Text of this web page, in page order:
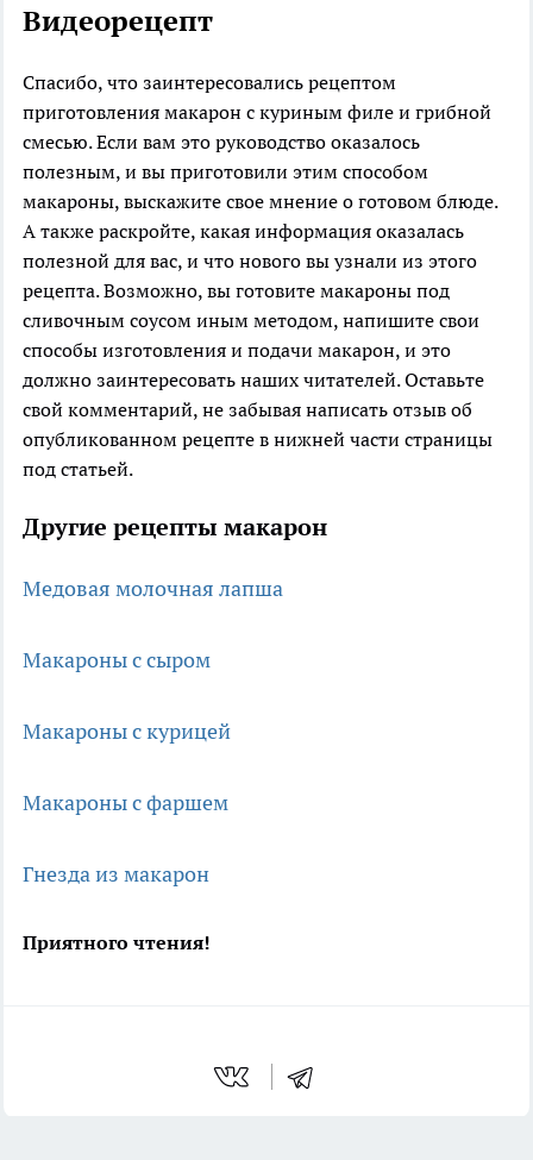
Видеорецепт
Спасибо, что заинтересовались рецептом
приготовления макарон с куриным филе и грибной
смесью. Если вам это руководство оказалось
полезным, и вы приготовили этим способом
макароны, выскажите свое мнение о готовом блюде.
А также раскройте, какая информация оказалась
полезной для вас, и что нового вы узнали из этого
рецепта. Возможно, вы готовите макароны под
сливочным соусом иным методом, напишите свои
способы изготовления и подачи макарон, и это
должно заинтересовать наших читателей. Оставьте
свой комментарий, не забывая написать отзыв об
опубликованном рецепте в нижней части страницы
под статьей.
Другие рецепты макарон
Медовая молочная лапша
Макароны с сыром
Макароны с курицей
Макароны с фаршем
Гнезда из макарон
Приятного чтения!